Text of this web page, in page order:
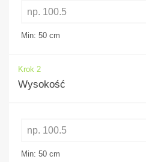
Min: 50 cm
Krok 2
Wysokość
Min: 50 cm